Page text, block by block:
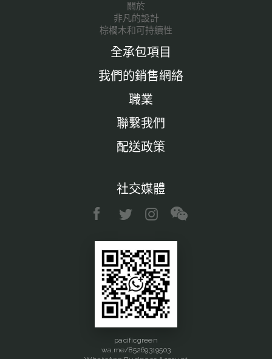
關於
非凡的設計
棕櫚木和可持續性
全承包項目
我們的銷售網絡
職業
聯繫我們
配送政策
社交媒體
pacificgreen
wa.me/85269319503